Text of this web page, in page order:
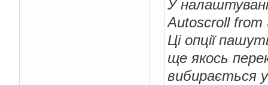
У
Autoscroll
Ці опції
ще якось
вибирається